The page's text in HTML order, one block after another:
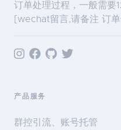
订单处理过程，一般需要
[wechat留言,请备注 订单
产品服务
群控引流、账号托管